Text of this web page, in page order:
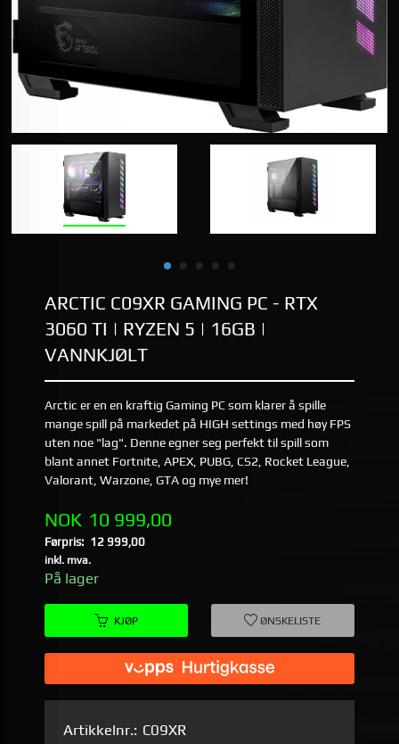
ARCTIC C09XR GAMING PC - RTX
3060 TI | RYZEN 5 | 16GB |
VANNKJØLT
Arctic er en en kraftig Gaming PC som klarer å spille
mange spill på markedet på HIGH settings med høy FPS
uten noe "lag". Denne egner seg perfekt til spill som
blant annet Fortnite, APEX, PUBG, CS2, Rocket League,
Valorant, Warzone, GTA og mye mer!
Tilbud
NOK 10 999,00
Førpris: 12 999,00
Rabatt
inkl. mva.
På lager
KJØP ØNSKELISTE
Artikkelnr.: C09XR